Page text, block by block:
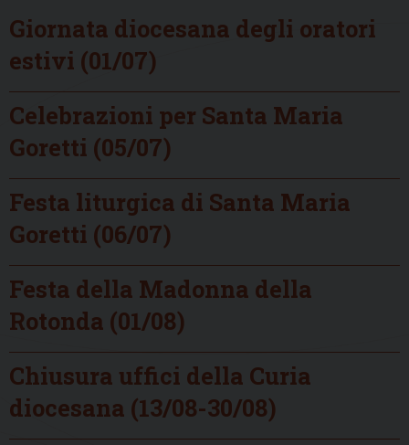
Giornata diocesana degli oratori
estivi (01/07)
Celebrazioni per Santa Maria
Goretti (05/07)
Festa liturgica di Santa Maria
Goretti (06/07)
Festa della Madonna della
Rotonda (01/08)
Chiusura uffici della Curia
diocesana (13/08-30/08)